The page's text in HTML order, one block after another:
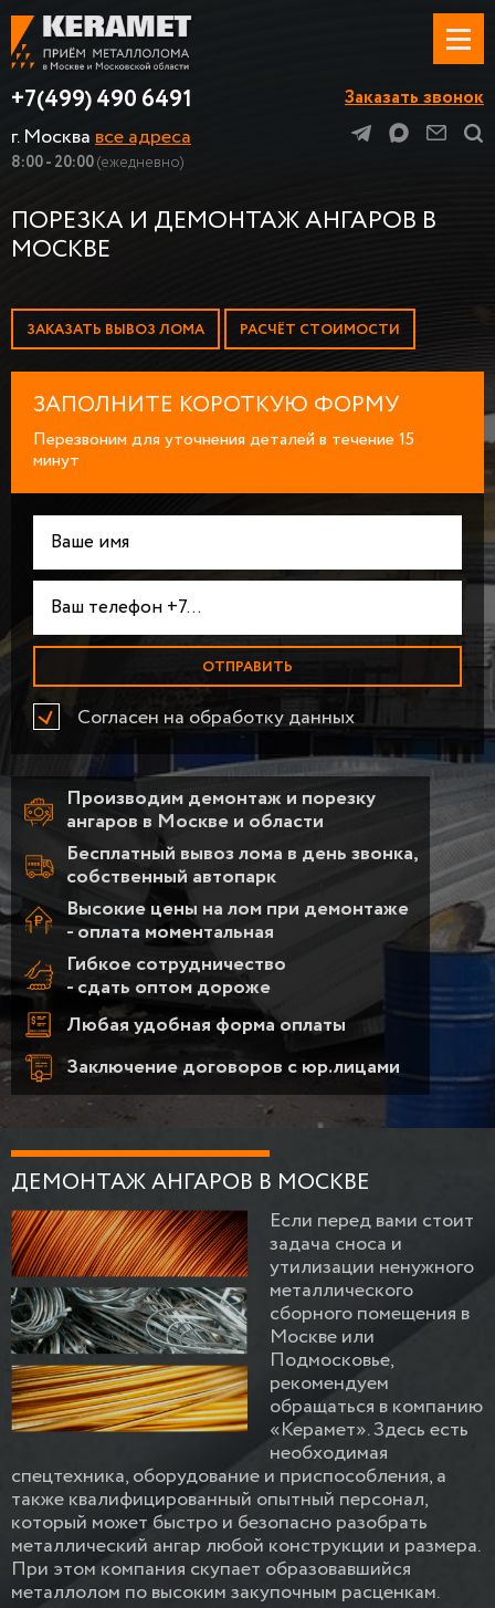
+7(499) 490 6491
г. Москвавсе адреса
8:00 - 20:00(ежедневно)
Заказать звонок
ПОРЕЗКА И ДЕМОНТАЖ АНГАРОВ В
МОСКВЕ
ЗАКАЗАТЬ ВЫВОЗ ЛОМА РАСЧЁТ СТОИМОСТИ
Производим демонтаж и порезку
ангаров в Москве и области
Бесплатный вывоз лома в день звонка,
собственный автопарк
Высокие цены на лом при демонтаже
- оплата моментальная
Гибкое сотрудничество
- сдать оптом дороже
Любая удобная форма оплаты
Заключение договоров с юр.лицами
ЗАПОЛНИТЕ КОРОТКУЮ ФОРМУ
Перезвоним для уточнения деталей в течение 15
минут
Согласен на обработку данных
ДЕМОНТАЖ АНГАРОВ В МОСКВЕ
Если перед вами стоит
задача сноса и
утилизации ненужного
металлического
сборного помещения в
Москве или
Подмосковье,
рекомендуем
обращаться в компанию
«Керамет». Здесь есть
необходимая
спецтехника, оборудование и приспособления, а
также квалифицированный опытный персонал,
который может быстро и безопасно разобрать
металлический ангар любой конструкции и размера.
При этом компания скупает образовавшийся
металлолом по высоким закупочным расценкам.